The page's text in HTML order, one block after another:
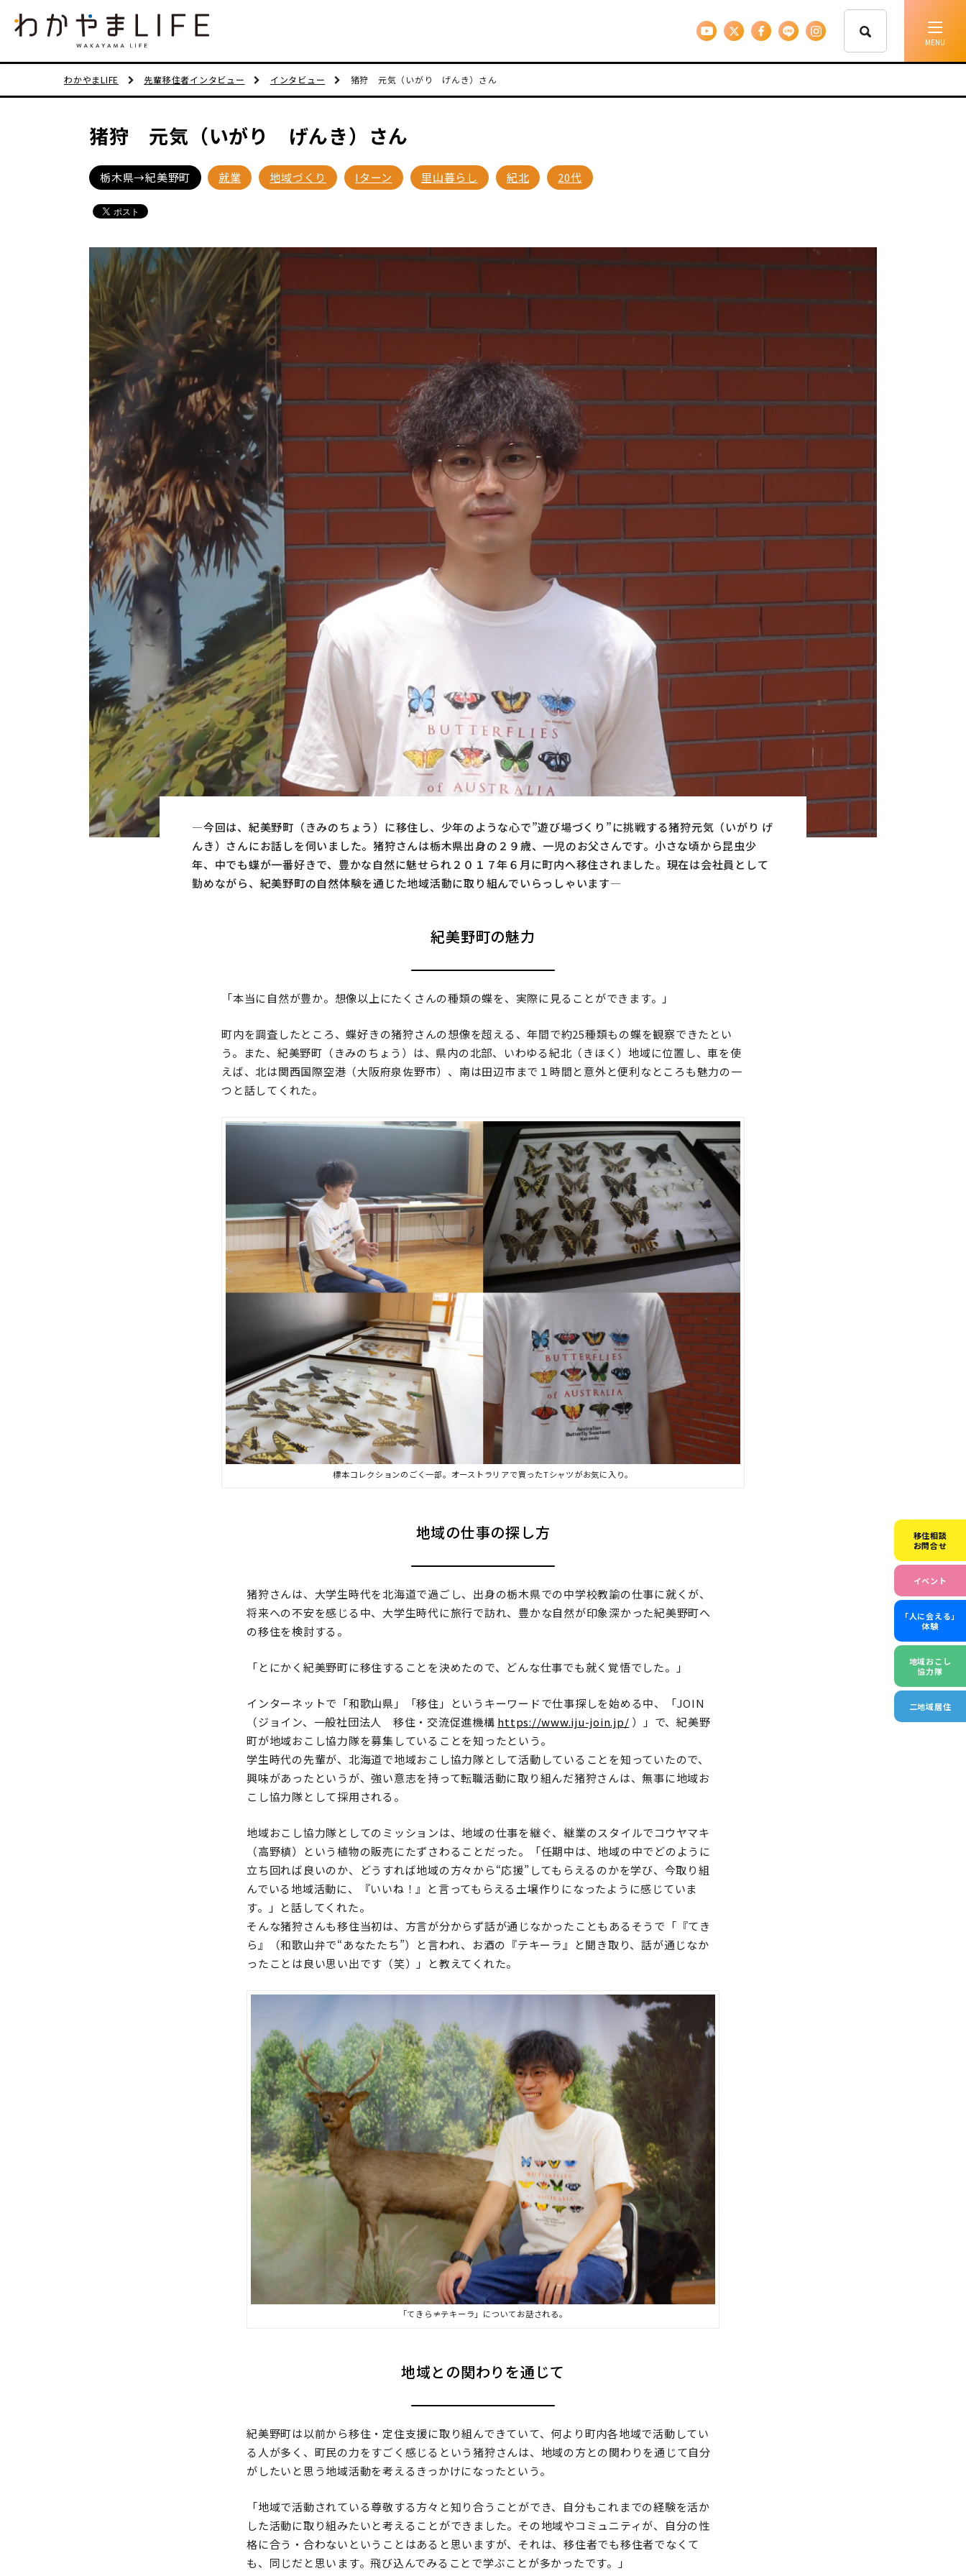
市町村を探す
移住者インタビュー
地域おこし協力隊
移住相談
お問合せ
イベント
「人に会える」
体験
地域おこし
協力隊
二地域居住
わかやまLIFE 先輩移住者インタビュー インタビュー 猪狩 元気（いがり げんき）さん
猪狩 元気（いがり げんき）さん
栃木県→紀美野町 就業 地域づくり Iターン 里山暮らし 紀北 20代
―今回は、紀美野町（きみのちょう）に移住し、少年のような心で”遊び場づくり”に挑戦する猪狩元気（いがり げ
んき）さんにお話しを伺いました。猪狩さんは栃木県出身の２９歳、一児のお父さんです。小さな頃から昆虫少
年、中でも蝶が一番好きで、豊かな自然に魅せられ２０１７年６月に町内へ移住されました。現在は会社員として
勤めながら、紀美野町の自然体験を通じた地域活動に取り組んでいらっしゃいます―
紀美野町の魅力
「本当に自然が豊か。想像以上にたくさんの種類の蝶を、実際に見ることができます。」
町内を調査したところ、蝶好きの猪狩さんの想像を超える、年間で約25種類もの蝶を観察できたとい
う。また、紀美野町（きみのちょう）は、県内の北部、いわゆる紀北（きほく）地域に位置し、車を使
えば、北は関西国際空港（大阪府泉佐野市）、南は田辺市まで１時間と意外と便利なところも魅力の一
つと話してくれた。
標本コレクションのごく一部。オーストラリアで買ったTシャツがお気に入り。
地域の仕事の探し方
猪狩さんは、大学生時代を北海道で過ごし、出身の栃木県での中学校教諭の仕事に就くが、
将来への不安を感じる中、大学生時代に旅行で訪れ、豊かな自然が印象深かった紀美野町へ
の移住を検討する。
「とにかく紀美野町に移住することを決めたので、どんな仕事でも就く覚悟でした。」
インターネットで「和歌山県」「移住」というキーワードで仕事探しを始める中、「JOIN
（ジョイン、一般社団法人 移住・交流促進機構 https://www.iju-join.jp/ ）」で、紀美野
町が地域おこし協力隊を募集していることを知ったという。
学生時代の先輩が、北海道で地域おこし協力隊として活動していることを知っていたので、
興味があったというが、強い意志を持って転職活動に取り組んだ猪狩さんは、無事に地域お
こし協力隊として採用される。
地域おこし協力隊としてのミッションは、地域の仕事を継ぐ、継業のスタイルでコウヤマキ
（高野槙）という植物の販売にたずさわることだった。「任期中は、地域の中でどのように
立ち回れば良いのか、どうすれば地域の方々から“応援”してもらえるのかを学び、今取り組
んでいる地域活動に、『いいね！』と言ってもらえる土壌作りになったように感じていま
す。」と話してくれた。
そんな猪狩さんも移住当初は、方言が分からず話が通じなかったこともあるそうで「『てき
ら』（和歌山弁で“あなたたち”）と言われ、お酒の『テキーラ』と聞き取り、話が通じなか
ったことは良い思い出です（笑）」と教えてくれた。
「てきら≠テキーラ」についてお話される。
地域との関わりを通じて
紀美野町は以前から移住・定住支援に取り組んできていて、何より町内各地域で活動してい
る人が多く、町民の力をすごく感じるという猪狩さんは、地域の方との関わりを通じて自分
がしたいと思う地域活動を考えるきっかけになったという。
「地域で活動されている尊敬する方々と知り合うことができ、自分もこれまでの経験を活か
した活動に取り組みたいと考えることができました。その地域やコミュニティが、自分の性
格に合う・合わないということはあると思いますが、それは、移住者でも移住者でなくて
も、同じだと思います。飛び込んでみることで学ぶことが多かったです。」